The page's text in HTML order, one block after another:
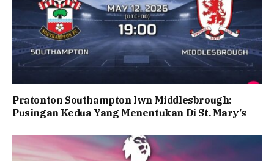
Pratonton Southampton lwn Middlesbrough:
Pusingan Kedua Yang Menentukan Di St. Mary’s